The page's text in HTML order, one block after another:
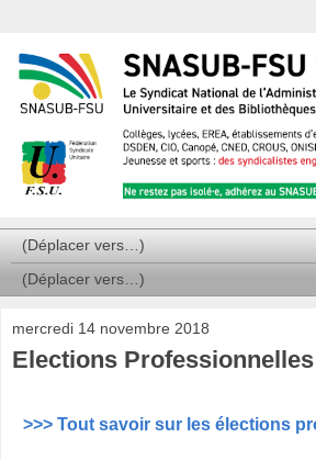
mercredi 14 novembre 2018
Elections Professionnelles
>>> Tout savoir sur les élections